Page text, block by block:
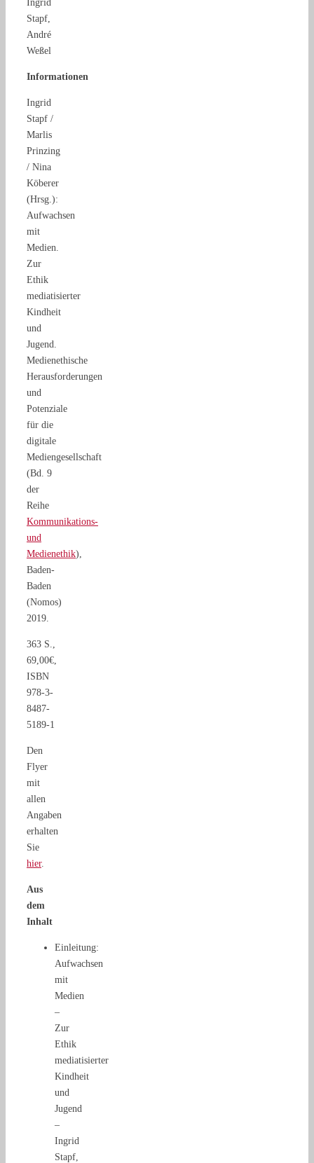
Ingrid
Stapf,
André
Weßel
Informationen
Ingrid
Stapf /
Marlis
Prinzing
/ Nina
Köberer
(Hrsg.):
Aufwachsen
mit
Medien.
Zur
Ethik
mediatisierter
Kindheit
und
Jugend.
Medienethische
Herausforderungen
und
Potenziale
für die
digitale
Mediengesellschaft
(Bd. 9
der
Reihe
Kommunikations-
und
Medienethik),
Baden-
Baden
(Nomos)
2019.
363 S.,
69,00€,
ISBN
978-3-
8487-
5189-1
Den
Flyer
mit
allen
Angaben
erhalten
Sie
hier.
Aus
dem
Inhalt
Einleitung:
Aufwachsen
mit
Medien
–
Zur
Ethik
mediatisierter
Kindheit
und
Jugend
–
Ingrid
Stapf,